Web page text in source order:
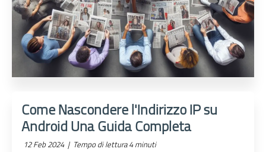
Come Nascondere l'Indirizzo IP su
Android Una Guida Completa
12 Feb 2024 | Tempo di lettura 4 minuti